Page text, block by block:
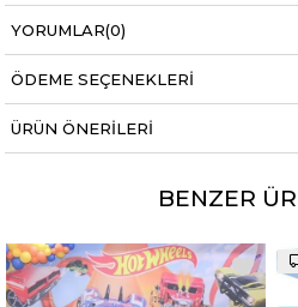
- Kişiye özel Hot Wheels afiş 1
- Kişiye özel Hot Wheels isimli
- Mavi masa örtüsü 2 adet
- Mavi Balon 12 adet
- Mavi peçete 20 adet
Tasarım Süreci Nasıl İlerler
YORUMLAR(0)
ÖDEME SEÇENEKLERI
ÜRÜN ÖNERILERI
BENZER